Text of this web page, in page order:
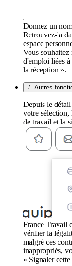
Donnez un
Retrouvez-la
espace
Vous
d'emploi liées
la réception ».
7. Autres
Depuis le
votre sélection,
de travail et la
France Travail
vérifier la
malgré ces
inappropriés,
« Signaler